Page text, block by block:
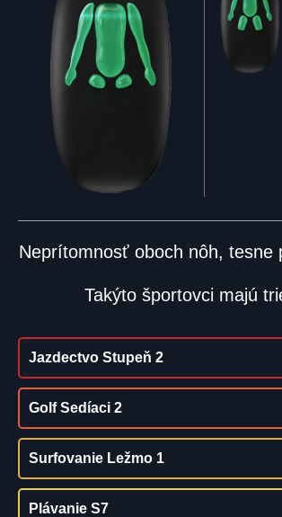
Neprítomnosť oboch nôh, tesne
Takýto športovci majú
Jazdectvo Stupeň 2
Golf Sedíaci 2
Surfovanie Ležmo 1
Plávanie S7